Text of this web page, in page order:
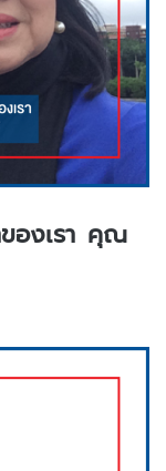
ของเรา คุณ